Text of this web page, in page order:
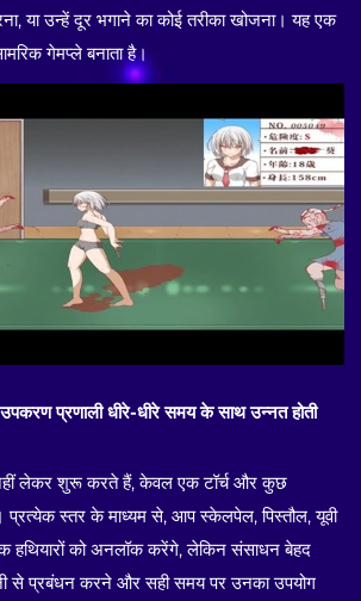
या उन्हें दूर भगाने का कोई तरीका खोजना। यह एक
गेमप्ले बनाता है।
उपकरण प्रणाली धीरे-धीरे समय के साथ उन्नत होती
लेकर शुरू करते हैं, केवल एक टॉर्च और कुछ
स्तर के माध्यम से, आप स्केलपेल, पिस्तौल, यूवी
हथियारों को अनलॉक करेंगे, लेकिन संसाधन बेहद
से प्रबंधन करने और सही समय पर उनका उपयोग